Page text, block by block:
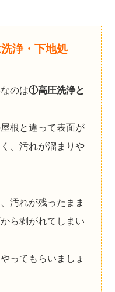
浄・下地処
のは①高圧洗浄と
根と違って表面が
、汚れが溜まりや
汚れが残ったまま
ら剥がれてしまい
ってもらいましょ